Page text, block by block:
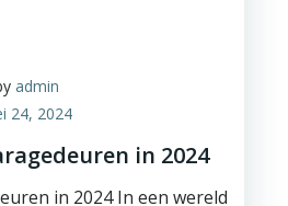
admin
24, 2024
in 2024
in 2024 In een wereld